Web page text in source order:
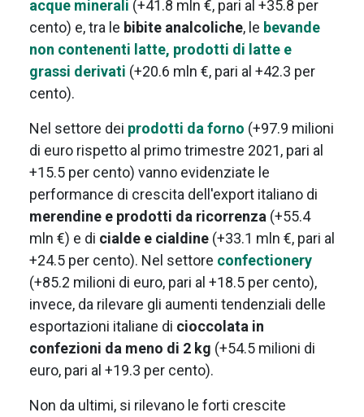
acque minerali (+41.8 mln €, pari al +35.8 per
cento) e, tra le bibite analcoliche, le bevande
non contenenti latte, prodotti di latte e
grassi derivati (+20.6 mln €, pari al +42.3 per
cento).
Nel settore dei prodotti da forno (+97.9 milioni
di euro rispetto al primo trimestre 2021, pari al
+15.5 per cento) vanno evidenziate le
performance di crescita dell'export italiano di
merendine e prodotti da ricorrenza (+55.4
mln €) e di cialde e cialdine (+33.1 mln €, pari al
+24.5 per cento). Nel settore confectionery
(+85.2 milioni di euro, pari al +18.5 per cento),
invece, da rilevare gli aumenti tendenziali delle
esportazioni italiane di cioccolata in
confezioni da meno di 2 kg (+54.5 milioni di
euro, pari al +19.3 per cento).
Non da ultimi, si rilevano le forti crescite